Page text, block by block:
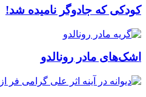
کودکی که جادوگر نامیده شد!
اشک‌های مادر رونالدو